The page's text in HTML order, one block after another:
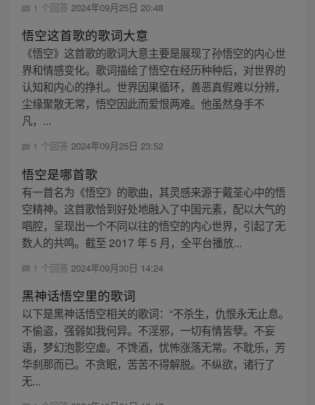
1 个回答 2024年09月25日 20:48
悟空这首歌的歌词大意
《悟空》这首歌的歌词大意主要是展现了孙悟空的内心世
界和情感变化。歌词描绘了悟空在经历种种后，对世界的
认知和内心的挣扎。世界因果循环，善恶真假难以分辨，
尘缘聚散无常，悟空因此而爱恨两难。他虽然身手不
凡，...
1 个回答 2024年09月25日 23:52
悟空是哪首歌
有一首名为《悟空》的歌曲，其灵感来源于戴荃心中的悟
空精神。这首歌恰到好处地融入了中国元素，配以大气的
唱腔，呈现出一个不同以往的悟空的内心世界，引起了无
数人的共鸣。截至 2017 年 5 月，全平台播放...
1 个回答 2024年09月30日 14:24
黑神话悟空里的歌词
以下是黑神话悟空相关的歌词：“不杀生，仇恨永无止息。
不偷盗，强弱如我何异。不淫邪，一切有情皆孽。不妄
语，梦幻泡影空虚。不馋酒，忧怖涨落无常。不耽乐，芳
华刹那而已。不贪眠，苦苦不得解脱。不纵欲，诸行了
无...